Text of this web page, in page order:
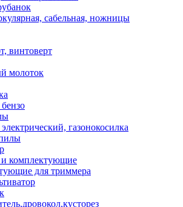
сабельная, ножницы
винтоверт
молоток
газонокосилка
комплектующие
для триммера